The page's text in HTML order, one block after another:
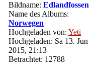
Bildname: Edlandfossen
Name des Albums:
Norwegen
Hochgeladen von: Yeti
Hochgeladen: Sa 13. Jun
2015, 21:13
Betrachtet: 12788